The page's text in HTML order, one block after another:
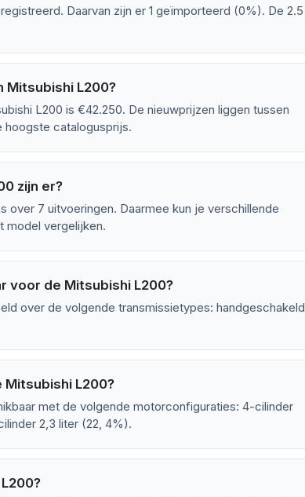
Daarvan zijn er 1 geïmporteerd (0%). De 2.5
Mitsubishi L200?
L200 is €42.250. De nieuwprijzen liggen tussen
hoogste catalogusprijs.
zijn er?
over 7 uitvoeringen. Daarmee kun je verschillende
model vergelijken.
voor de Mitsubishi L200?
over de volgende transmissietypes: handgeschakeld
L200?
met de volgende motorconfiguraties: 4-cilinder
2,3 liter (22, 4%).